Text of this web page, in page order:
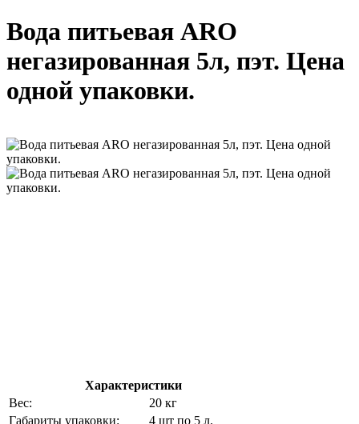
Вода питьевая ARO
негазированная 5л, пэт. Цена
одной упаковки.
Характеристики
Вес:
20 кг
Габариты упаковки:
4 шт по 5 л.